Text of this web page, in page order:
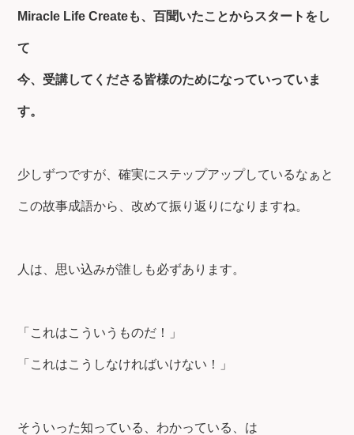
Miracle Life Createも、百聞いたことからスタートをし
て
今、受講してくださる皆様のためになっていっていま
す。
少しずつですが、確実にステップアップしているなぁと
この故事成語から、改めて振り返りになりますね。
人は、思い込みが誰しも必ずあります。
「これはこういうものだ！」
「これはこうしなければいけない！」
そういった知っている、わかっている、は